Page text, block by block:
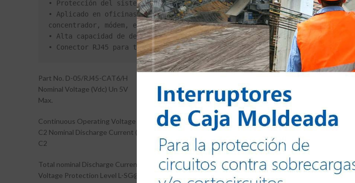
Todos los derechos
• Protección del sistema Ethernet CAT6 y CAT5
• Aplicado en oficinas e industrias como Gigabit Ethernet, cajero
concentrador, módem, etc.)
• Alta capacidad de descarga, corriente de descarga nominal total de 10
• Conector RJ45 para tecnología de red CAT6 y CAT 5, 100BaseT,
Part No. D-05/RJ45-CAT6/H
Nominal Voltage (Vdc) Un 5V
Max.
Continuous Operating Voltage (Vdc) Uc 6V
C2 Nominal Discharge Current (8/20μs) In 2.5kA
C2
Total nominal Discharge Current (8/20μs) 10kA
Voltage Protection Level L-SG@C2 (8/20μs) Up ≤55V